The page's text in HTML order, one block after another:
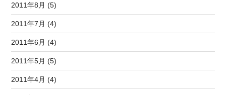
2011年8月 (5)
2011年7月 (4)
2011年6月 (4)
2011年5月 (5)
2011年4月 (4)